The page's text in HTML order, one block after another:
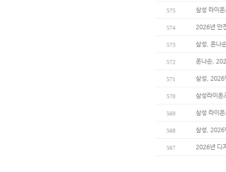
575 삼성 라이
574 2026년 안
573 삼성, 온나
572 온나손,
571 삼성, 2026
570 삼성라이온
569 삼성 라이
568 삼성, 2026
567 2026년 디